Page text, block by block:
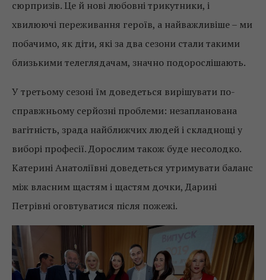
сюрпризів. Це й нові любовні трикутники, і
хвилюючі переживання героїв, а найважливіше – ми
побачимо, як діти, які за два сезони стали такими
близькими телеглядачам, значно подорослішають.
У третьому сезоні їм доведеться вирішувати по-
справжньому серйозні проблеми: незапланована
вагітність, зрада найближчих людей і складнощі у
виборі професії. Дорослим також буде несолодко.
Катерині Анатоліївні доведеться утримувати баланс
між власним щастям і щастям дочки, Дарині
Петрівні оговтуватися після пожежі.